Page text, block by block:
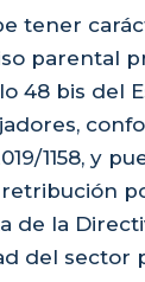
tener
parental
48 bis del
1158, y
de la
del sector